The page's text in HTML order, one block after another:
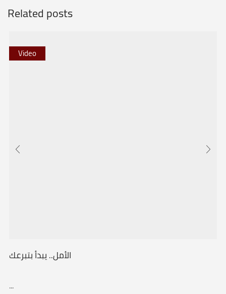
Related posts
Video
الأمل.. يبدأ بتبرعك
...